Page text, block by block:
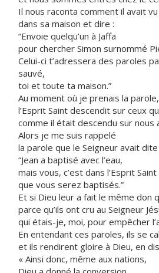
Il nous raconta comment il avait
dans sa maison et dire :
“Envoie quelqu’un à Jaffa
pour chercher Simon surnommé
Celui-ci t’adressera des paroles
sauvé,
toi et toute ta maison.”
Au moment où je prenais la parole,
l’Esprit Saint descendit sur ceux
comme il était descendu sur nous
Alors je me suis rappelé
la parole que le Seigneur avait dite
“Jean a baptisé avec l’eau,
mais vous, c’est dans l’Esprit Saint
que vous serez baptisés.”
Et si Dieu leur a fait le même don
parce qu’ils ont cru au Seigneur
qui étais-je, moi, pour empêcher
En entendant ces paroles, ils se
et ils rendirent gloire à Dieu, en
« Ainsi donc, même aux nations,